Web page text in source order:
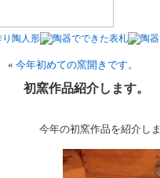
« 今年初めての窯開きです。
初窯作品紹介します。
今年の初窯作品を紹介し